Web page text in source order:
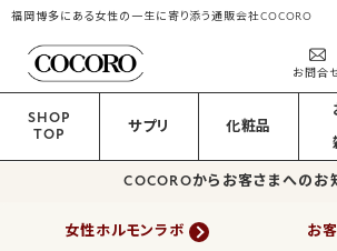
福岡博多にある女性の一生に寄り添う通販会社COCORO
お問合
SHOP
TOP
サプリ 化粧品
COCOROからお客さまへのお
女性ホルモンラボ お